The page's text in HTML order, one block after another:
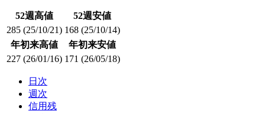
52週高値
52週安値
285 (25/10/21) 168 (25/10/14)
年初来高値
年初来安値
227 (26/01/16) 171 (26/05/18)
日次
週次
信用残